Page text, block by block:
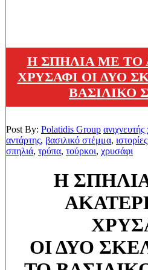
Η ΣΠΗΛΙΑ ΜΕ ΤΟ
ΧΡΥΣΑΦΙ ΟΙ ΔΥΟ
ΒΑΣΙΛΙΚΟ
Post By: Polatidis Group
αντάρτης, βασιλικό στέμμα, ιστορίες
σπηλιά, τρύπα, τούρκοι, χρυσάφι
Η
ΟΙ ΔΥΟ